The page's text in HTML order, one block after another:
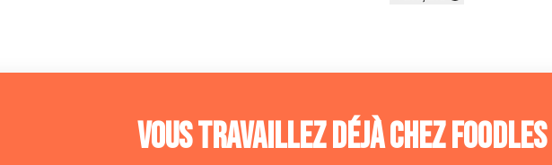
Vous travaillez déjà chez Foodles